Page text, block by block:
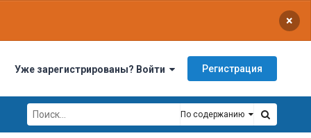
×
Уже зарегистрированы? Войти Регистрация
По содержанию